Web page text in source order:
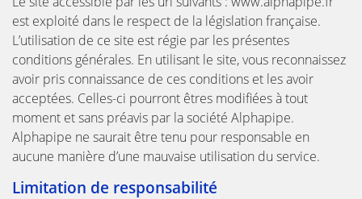
est exploité dans le respect de la législation française.
L’utilisation de ce site est régie par les présentes
conditions générales. En utilisant le site, vous reconnaissez
avoir pris connaissance de ces conditions et les avoir
acceptées. Celles-ci pourront êtres modifiées à tout
moment et sans préavis par la société Alphapipe.
Alphapipe ne saurait être tenu pour responsable en
aucune manière d’une mauvaise utilisation du service.
Limitation de responsabilité